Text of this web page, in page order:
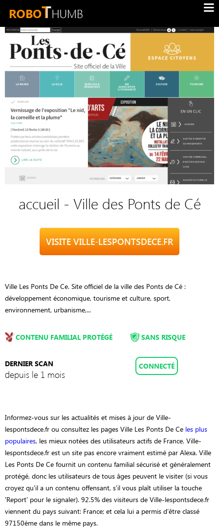
accueil - Ville des Ponts de Cé
VISITE VILLE-LESPONTSDECE.FR
Ville Les Ponts De Ce. Site officiel de la ville des Ponts de Cé :
développement économique, tourisme et culture, sport,
environnement, urbanisme,...
CONTENU FAMILIAL PROTÉGÉ
DERNIER SCAN
depuis le 1 mois
SANS RISQUE
CONNECTÉ
Informez-vous sur les actualités et mises à jour de Ville-
lespontsdece.fr ou consultez les pages Ville Les Ponts De Ce les plus
populaires, les mieux notées des utilisateurs actifs de France. Ville-
lespontsdece.fr est un site pas encore vraiment estimé par Alexa. Ville
Les Ponts De Ce fournit un contenu familial sécurisé et généralement
protégé, donc les utilisateurs de tous âges peuvent le visiter (si vous
croyez qu'il a un contenu offensant, s'il vous plaît utiliser la touche
'Report' pour le signaler). 92.5% des visiteurs de Ville-lespontsdece.fr
viennent du pays suivant: France; et cela lui a permis d’être classé
97150ème dans le même pays.